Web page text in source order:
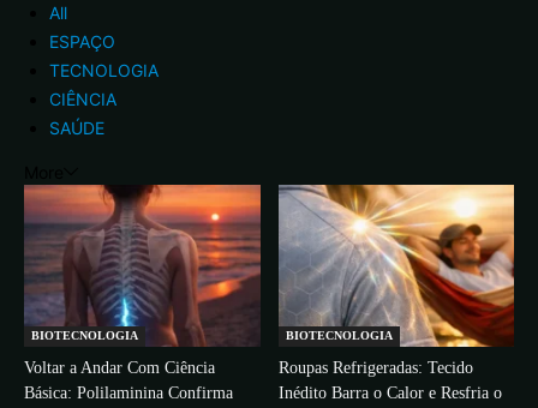
All
ESPAÇO
TECNOLOGIA
CIÊNCIA
SAÚDE
BIOTECNOLOGIA
Voltar a Andar Com Ciência
Básica: Polilaminina Confirma
BIOTECNOLOGIA
Roupas Refrigeradas: Tecido
Inédito Barra o Calor e Resfria o